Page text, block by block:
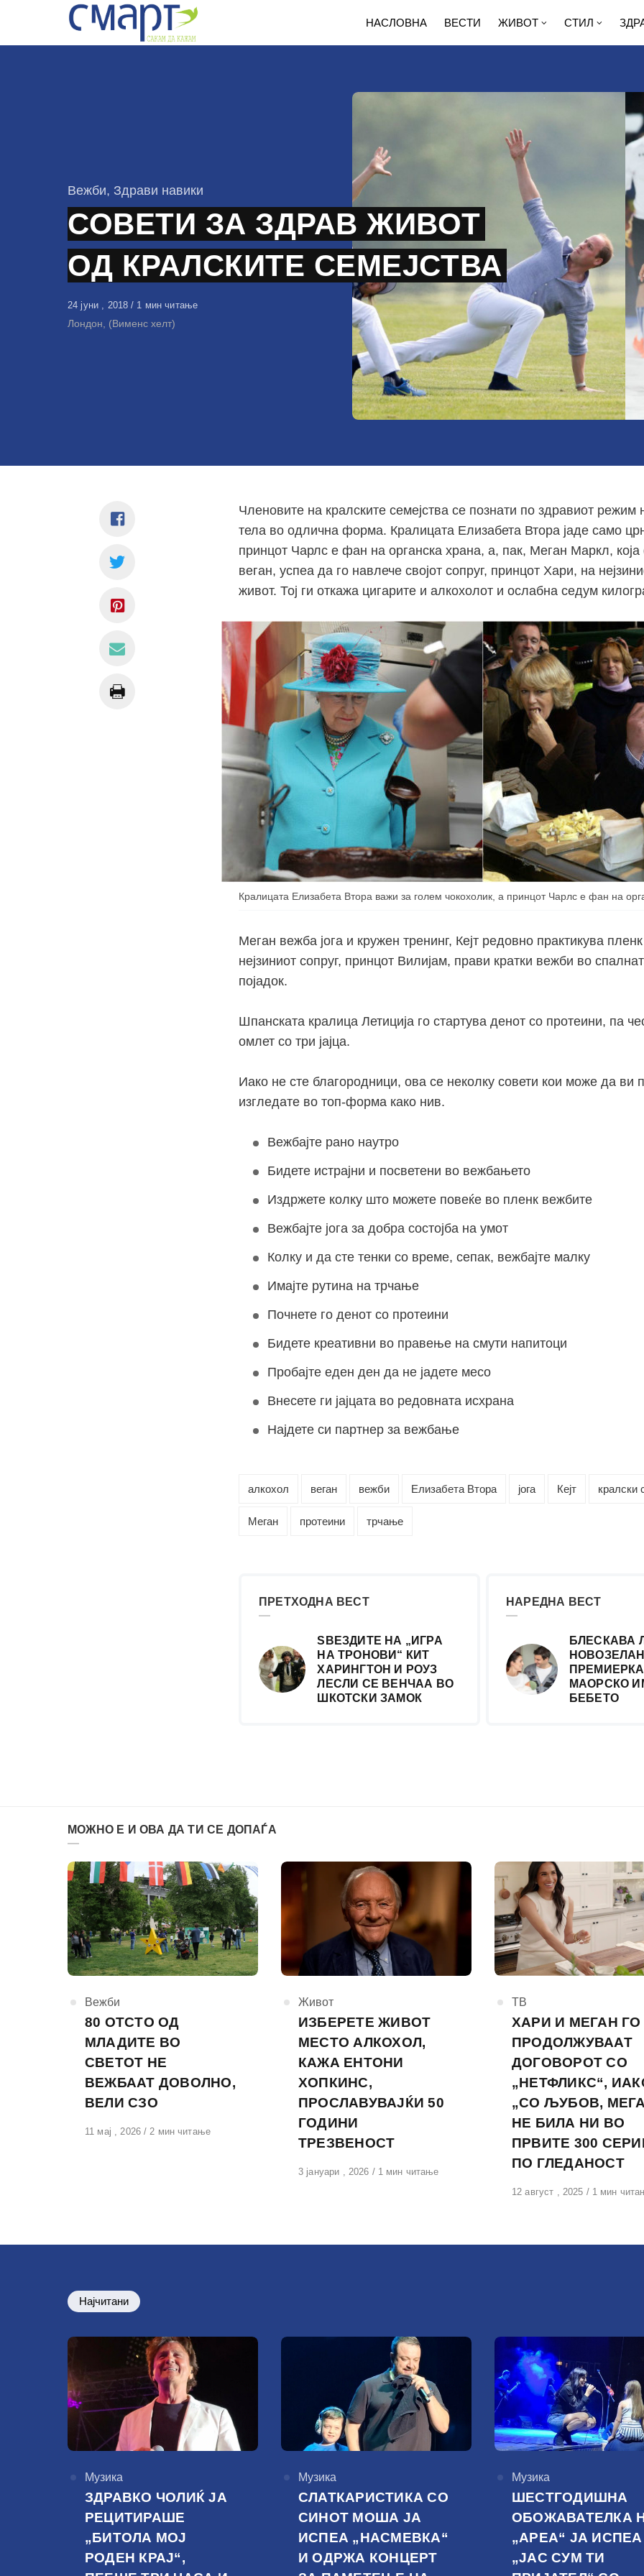
НАСЛОВНА ВЕСТИ ЖИВОТ СТИЛ
КАтегорија
Вежби, Здрави навики
СОВЕТИ ЗА ЗДРАВ ЖИВОТ
ОД КРАЛСКИТЕ СЕМЕЈСТВА
Објавено
на
24 јуни , 2018 1 мин читање
Лондон, (Вименс хелт)
Членовите на кралските семејства се познати по здравиот режим
тела во одлична форма. Кралицата Елизабета Втора јаде само
принцот Чарлс е фан на органска храна, а, пак, Меган Маркл,
веган, успеа да го навлече својот сопруг, принцот Хари, на
живот. Тој ги откажа цигарите и алкохолот и ослабна седум
Кралицата Елизабета Втора важи за голем чокохолик, а принцот Чарлс е фан на
Меган вежба јога и кружен тренинг, Кејт редовно практикува
нејзиниот сопруг, принцот Вилијам, прави кратки вежби во
појадок.
Шпанската кралица Летиција го стартува денот со протеини, па
омлет со три јајца.
Иако не сте благородници, ова се неколку совети кои може да ви
изгледате во топ-форма како нив.
Вежбајте рано наутро
Бидете истрајни и посветени во вежбањето
Издржете колку што можете повеќе во пленк вежбите
Вежбајте јога за добра состојба на умот
Колку и да сте тенки со време, сепак, вежбајте малку
Имајте рутина на трчање
Почнете го денот со протеини
Бидете креативни во правење на смути напитоци
Пробајте еден ден да не јадете месо
Внесете ги јајцата во редовната исхрана
Најдете си партнер за вежбање
алкохол веган вежби Елизабета Втора јога Кејт кралски
Меган протеини трчање
ПРЕТХОДНА ВЕСТ
ЅВЕЗДИТЕ НА „ИГРА
НА ТРОНОВИ“ КИТ
ХАРИНГТОН И РОУЗ
ЛЕСЛИ СЕ ВЕНЧАА ВО
ШКОТСКИ ЗАМОК
НАРЕДНА ВЕСТ
БЛЕСКАВА
МАОРСКО
БЕБЕТО
МОЖНО Е И ОВА ДА ТИ СЕ ДОПАЃА
КАтегорија
Вежби
80 ОТСТО ОД
МЛАДИТЕ ВО
СВЕТОТ НЕ
ВЕЖБААТ ДОВОЛНО,
ВЕЛИ СЗО
Објавено
11 мај , 2026 2 мин читање
КАтегорија
Живот
ИЗБЕРЕТЕ ЖИВОТ
МЕСТО АЛКОХОЛ,
КАЖА ЕНТОНИ
ХОПКИНС,
ПРОСЛАВУВАЈЌИ 50
ГОДИНИ
ТРЕЗВЕНОСТ
Објавено
3 јануари , 2026 1 мин читање
КАтегорија
ТВ
ХАРИ И МЕГАН ГО
ПРОДОЛЖУВААТ
ДОГОВОРОТ СО
„НЕТФЛИКС“,
„СО ЉУБОВ,
НЕ БИЛА НИ ВО
ПРВИТЕ 300
ПО ГЛЕДАНОСТ
Објавено
12 август , 2025 1 мин
Најчитани
КАтегорија
Музика
ЗДРАВКО ЧОЛИЌ ЈА
РЕЦИТИРАШЕ
„БИТОЛА МОЈ
РОДЕН КРАЈ“,
КАтегорија
Музика
СЛАТКАРИСТИКА СО
СИНОТ МОША ЈА
ИСПЕА „НАСМЕВКА“
И ОДРЖА КОНЦЕРТ
КАтегорија
Музика
ШЕСТГОДИШНА
ОБОЖАВАТЕЛКА
„АРЕА“ ЈА ИСПЕА
„ЈАС СУМ ТИ